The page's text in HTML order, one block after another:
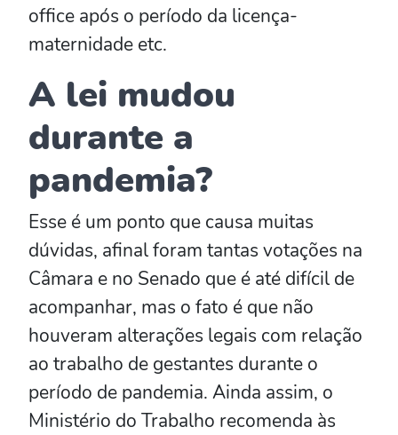
office após o período da licença-
maternidade etc.
A lei mudou
durante a
pandemia?
Esse é um ponto que causa muitas
dúvidas, afinal foram tantas votações na
Câmara e no Senado que é até difícil de
acompanhar, mas o fato é que não
houveram alterações legais com relação
ao trabalho de gestantes durante o
período de pandemia. Ainda assim, o
Ministério do Trabalho recomenda às